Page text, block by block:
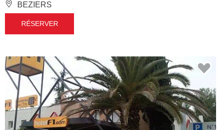
BEZIERS
RÉSERVER